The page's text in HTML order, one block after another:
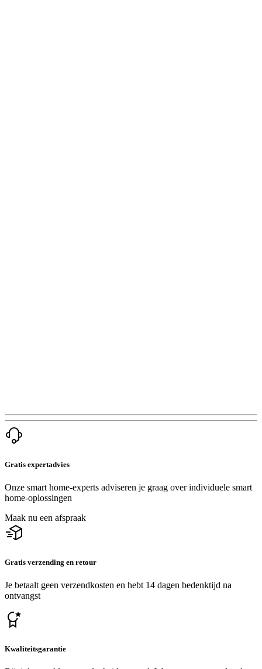
Gratis expertadvies
Onze smart home-experts adviseren je graag over individuele smart
home-oplossingen
Maak nu een afspraak
Gratis verzending en retour
Je betaalt geen verzendkosten en hebt 14 dagen bedenktijd na
ontvangst
Kwaliteitsgarantie